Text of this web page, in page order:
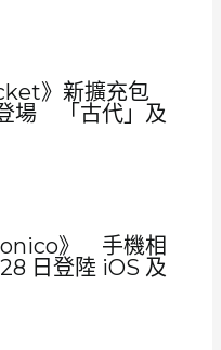
》新擴充包
場 「古代」及
》 手機相
日登陸 iOS 及